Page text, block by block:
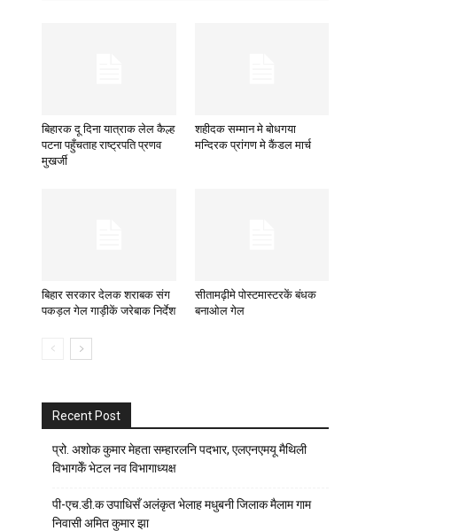
बिहारक दू दिना यात्राक लेल कैल्ह
पटना पहुँचताह राष्ट्रपति प्रणव
मुखर्जी
शहीदक सम्मान मे बोधगया
मन्दिरक प्रांगण मे कैंडल मार्च
बिहार सरकार देलक शराबक संग
पकड़ल गेल गाड़ीकें जरेबाक निर्देश
सीतामढ़ीमे पोस्टमास्टरकें बंधक
बनाओल गेल
Recent Post
प्रो. अशोक कुमार मेहता सम्हारलनि पदभार, एलएनएमयू मैथिली
विभागकेँ भेटल नव विभागाध्यक्ष
पी-एच.डी.क उपाधिसँ अलंकृत भेलाह मधुबनी जिलाक मैलाम गाम
निवासी अमित कुमार झा